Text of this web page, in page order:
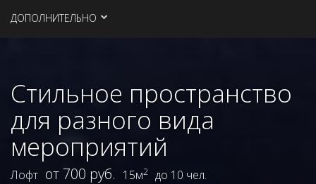
ДОПОЛНИТЕЛЬНО
Стильное пространство
для разного вида
мероприятий
Лофт от 700 руб. 15м2 до 10 чел.